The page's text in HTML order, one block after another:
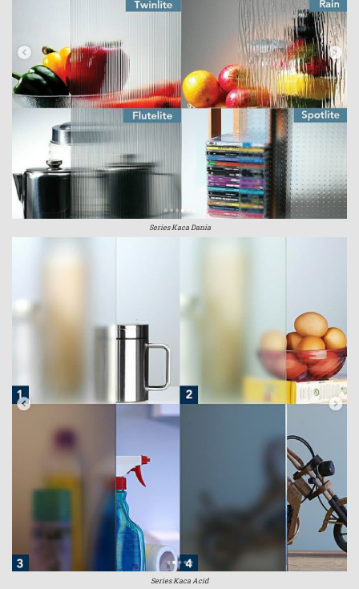
Series Kaca Dania
Series Kaca Acid